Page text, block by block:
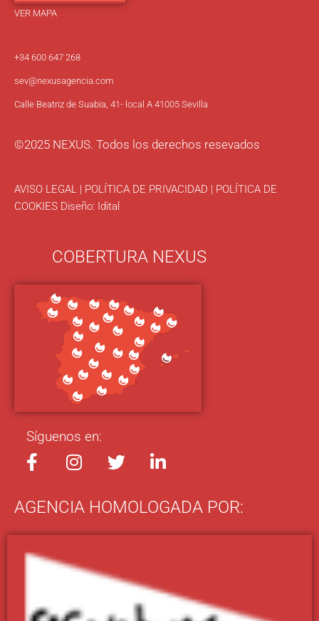
VER MAPA
+34 600 647 268
sev@nexusagencia.com
Calle Beatriz de Suabia, 41- local A 41005 Sevilla
©2025 NEXUS. Todos los derechos resevados
AVISO LEGAL | POLÍTICA DE PRIVACIDAD | POLÍTICA DE
COOKIES Diseño: Idital
COBERTURA NEXUS
Síguenos en:
AGENCIA HOMOLOGADA POR: